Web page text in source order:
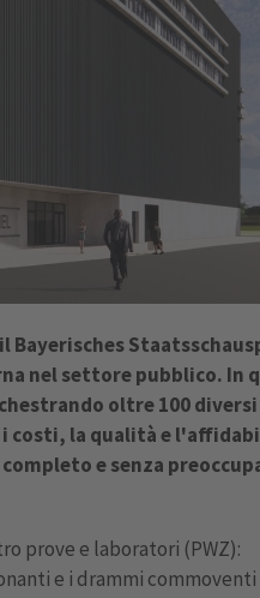
Bayerisches
nel settore pubblico. In
oltre 100 diversi
costi, la qualità e
e senza
prove e laboratori (PWZ):
e i drammi